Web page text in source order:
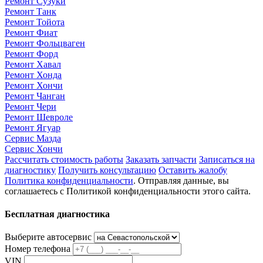
Ремонт Танк
Ремонт Тойота
Ремонт Фиат
Ремонт Фольцваген
Ремонт Форд
Ремонт Хавал
Ремонт Хонда
Ремонт Хончи
Ремонт Чанган
Ремонт Чери
Ремонт Шевроле
Ремонт Ягуар
Сервис Мазда
Сервис Хончи
Рассчитать стоимость работы Заказать запчасти Записаться на
диагностику Получить консультацию Оставить жалобу
Политика конфиденциальности. Отправляя данные, вы
соглашаетесь с Политикой конфиденциальности этого сайта.
Бесплатная диагностика
Выберите автосервис
Номер телефона